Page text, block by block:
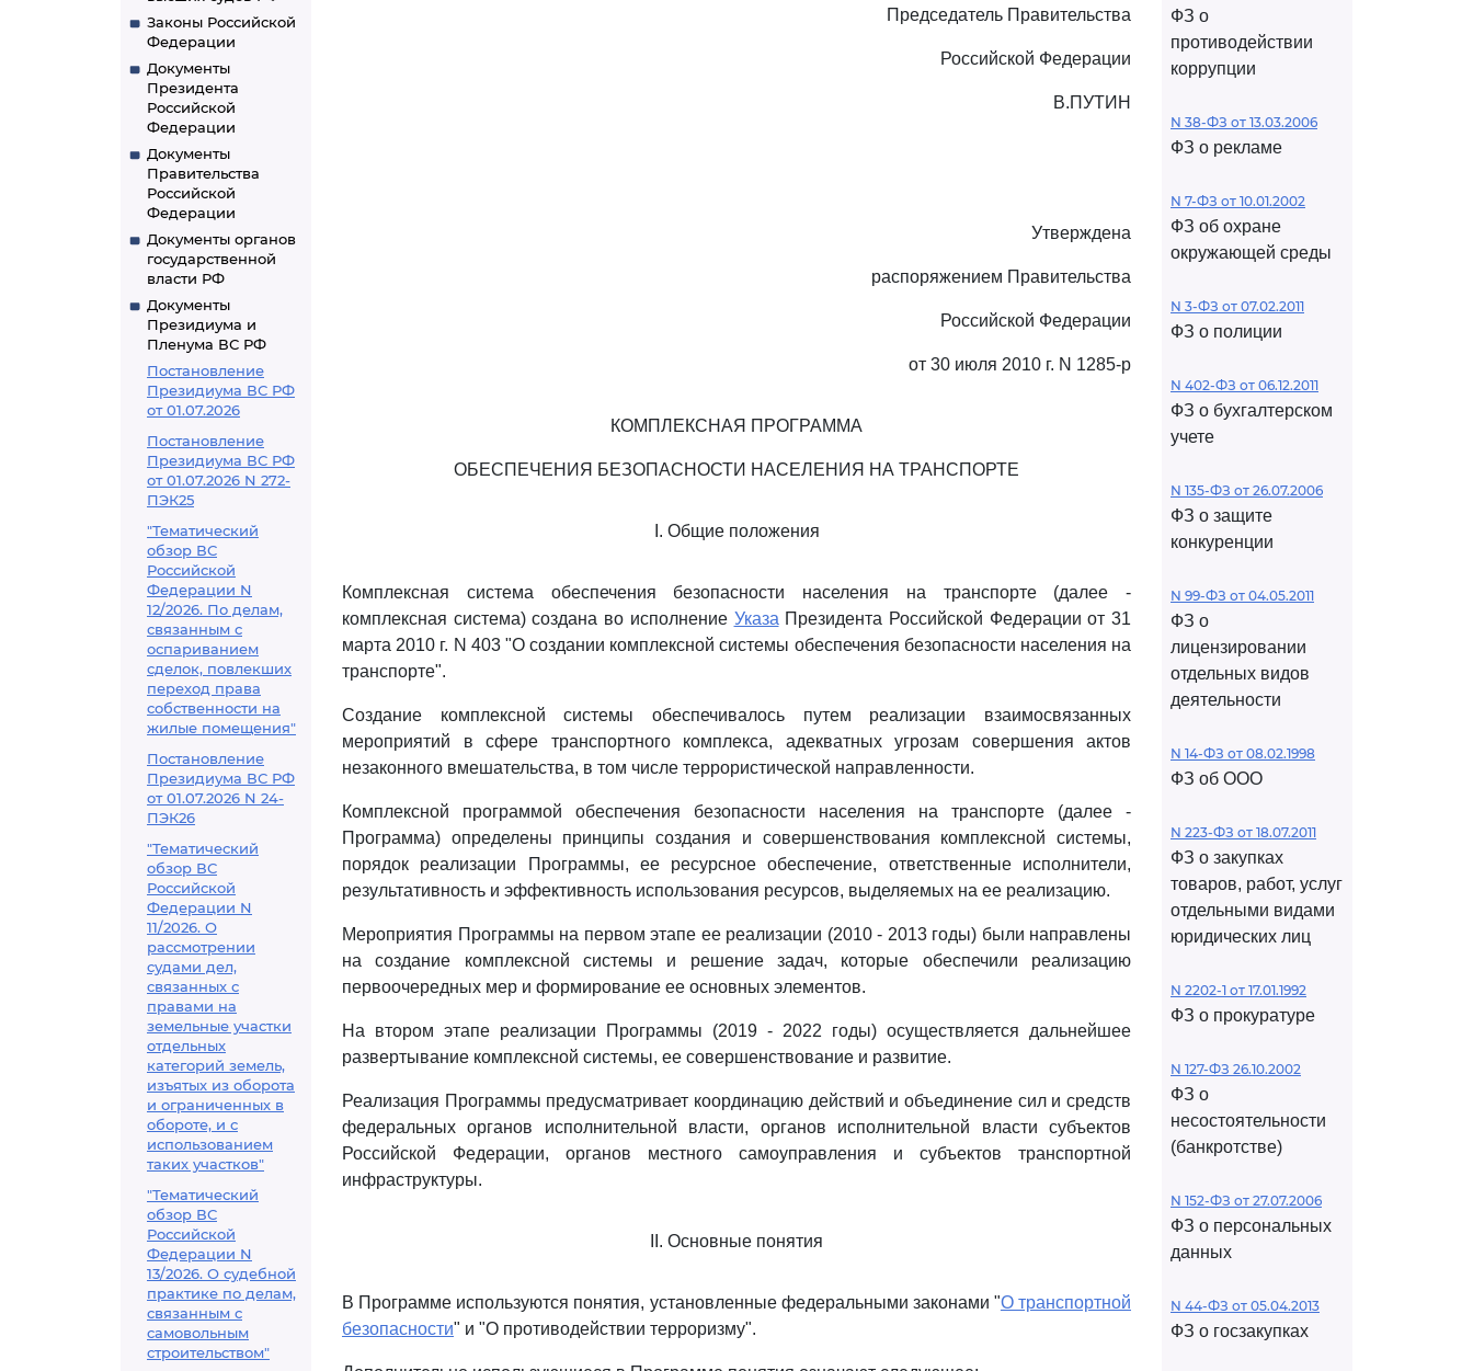
Законы Российской
Федерации
Документы
Президента
Российской
Федерации
Документы
Правительства
Российской
Федерации
Документы органов
государственной
власти РФ
Документы
Президиума и
Пленума ВС РФ
Постановление
Президиума ВС РФ
от 01.07.2026
Постановление
Президиума ВС РФ
от 01.07.2026 N 272-
ПЭК25
"Тематический
обзор ВС
Российской
Федерации N
12/2026. По делам,
связанным с
оспариванием
сделок, повлекших
переход права
собственности на
жилые помещения"
Постановление
Президиума ВС РФ
от 01.07.2026 N 24-
ПЭК26
"Тематический
обзор ВС
Российской
Федерации N
11/2026. О
рассмотрении
судами дел,
связанных с
правами на
земельные участки
отдельных
категорий земель,
изъятых из оборота
и ограниченных в
обороте, и с
использованием
таких участков"
"Тематический
обзор ВС
Российской
Федерации N
13/2026. О судебной
практике по делам,
связанным с
самовольным
строительством"
Председатель Правительства
Российской Федерации
В.ПУТИН
Утверждена
распоряжением Правительства
Российской Федерации
от 30 июля 2010 г. N 1285-р
КОМПЛЕКСНАЯ ПРОГРАММА
ОБЕСПЕЧЕНИЯ БЕЗОПАСНОСТИ НАСЕЛЕНИЯ НА ТРАНСПОРТЕ
I. Общие положения
Комплексная система обеспечения безопасности населения на транспорте (далее -
комплексная система) создана во исполнение Указа Президента Российской Федерации от 31
марта 2010 г. N 403 "О создании комплексной системы обеспечения безопасности населения на
транспорте".
Создание комплексной системы обеспечивалось путем реализации взаимосвязанных
мероприятий в сфере транспортного комплекса, адекватных угрозам совершения актов
незаконного вмешательства, в том числе террористической направленности.
Комплексной программой обеспечения безопасности населения на транспорте (далее -
Программа) определены принципы создания и совершенствования комплексной системы,
порядок реализации Программы, ее ресурсное обеспечение, ответственные исполнители,
результативность и эффективность использования ресурсов, выделяемых на ее реализацию.
Мероприятия Программы на первом этапе ее реализации (2010 - 2013 годы) были направлены
на создание комплексной системы и решение задач, которые обеспечили реализацию
первоочередных мер и формирование ее основных элементов.
На втором этапе реализации Программы (2019 - 2022 годы) осуществляется дальнейшее
развертывание комплексной системы, ее совершенствование и развитие.
Реализация Программы предусматривает координацию действий и объединение сил и средств
федеральных органов исполнительной власти, органов исполнительной власти субъектов
Российской Федерации, органов местного самоуправления и субъектов транспортной
инфраструктуры.
II. Основные понятия
В Программе используются понятия, установленные федеральными законами "О транспортной
безопасности" и "О противодействии терроризму".
ФЗ о
противодействии
коррупции
N 38-ФЗ от 13.03.2006
ФЗ о рекламе
N 7-ФЗ от 10.01.2002
ФЗ об охране
окружающей среды
N 3-ФЗ от 07.02.2011
ФЗ о полиции
N 402-ФЗ от 06.12.2011
ФЗ о бухгалтерском
учете
N 135-ФЗ от 26.07.2006
ФЗ о защите
конкуренции
N 99-ФЗ от 04.05.2011
ФЗ о
лицензировании
отдельных видов
деятельности
N 14-ФЗ от 08.02.1998
ФЗ об ООО
N 223-ФЗ от 18.07.2011
ФЗ о закупках
товаров, работ, услуг
отдельными видами
юридических лиц
N 2202-1 от 17.01.1992
ФЗ о прокуратуре
N 127-ФЗ 26.10.2002
ФЗ о
несостоятельности
(банкротстве)
N 152-ФЗ от 27.07.2006
ФЗ о персональных
данных
N 44-ФЗ от 05.04.2013
ФЗ о госзакупках